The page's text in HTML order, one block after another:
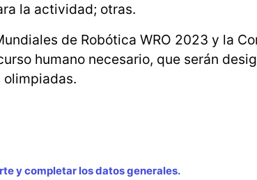
la actividad; otras.
de Robótica WRO 2023 y la
humano necesario, que serán
olimpiadas.
y completar los datos generales.